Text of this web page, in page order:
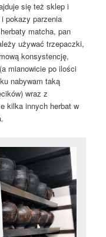
się też sklep i
pokazy parzenia
matcha, pan
używać trzepaczki,
konsystencję,
mianowicie po ilości
nabywam taką
wraz z
kilka innych herbat w